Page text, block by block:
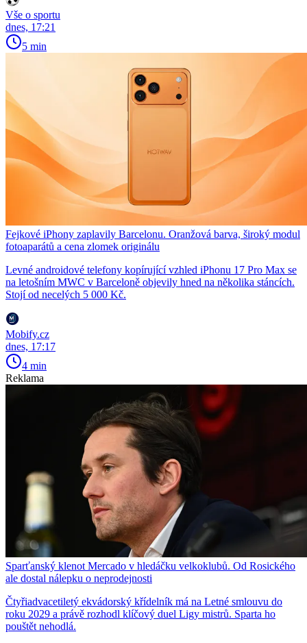
Vše o sportu
dnes, 17:21
5 min
Fejkové iPhony zaplavily Barcelonu. Oranžová barva, široký modul
fotoaparátů a cena zlomek originálu
Levné androidové telefony kopírující vzhled iPhonu 17 Pro Max se
na letošním MWC v Barceloně objevily hned na několika stáncích.
Stojí od necelých 5 000 Kč.
Mobify.cz
dnes, 17:17
4 min
Reklama
Sparťanský klenot Mercado v hledáčku velkoklubů. Od Rosického
ale dostal nálepku o neprodejnosti
Čtyřiadvacetiletý ekvádorský křídelník má na Letné smlouvu do
roku 2029 a právě rozhodl klíčový duel Ligy mistrů. Sparta ho
pouštět nehodlá.